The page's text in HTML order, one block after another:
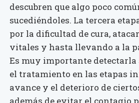
descubren que algo poco
sucediéndoles. La tercera
por la dificultad de cura,
vitales y hasta llevando a la
Es muy importante detectarla
el tratamiento en las etapas
avance y el deterioro de